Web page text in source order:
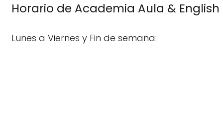
Horario de Academia Aula & English
Lunes a Viernes y Fin de semana: